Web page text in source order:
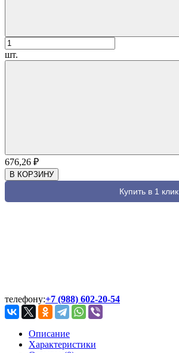
шт.
676,26 ₽
В КОРЗИНУ
Купить в 1 клик
телефону:+7 (988) 602-20-54
Описание
Характеристики